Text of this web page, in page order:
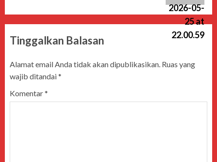
Tinggalkan Balasan
Alamat email Anda tidak akan dipublikasikan. Ruas yang
wajib ditandai*
Komentar*